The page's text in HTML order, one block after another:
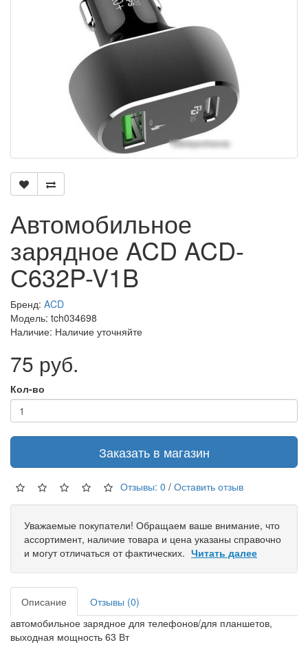
Автомобильное
зарядное ACD ACD-
С632P-V1B
Бренд: ACD
Модель: tch034698
Наличие: Наличие уточняйте
75 руб.
Кол-во
Заказать в магазин
Отзывы: 0 / Оставить отзыв
Уважаемые покупатели! Обращаем ваше внимание, что
ассортимент, наличие товара и цена указаны справочно
и могут отличаться от фактических. Читать далее
Описание
Отзывы (0)
автомобильное зарядное для телефонов/для планшетов,
выходная мощность 63 Вт